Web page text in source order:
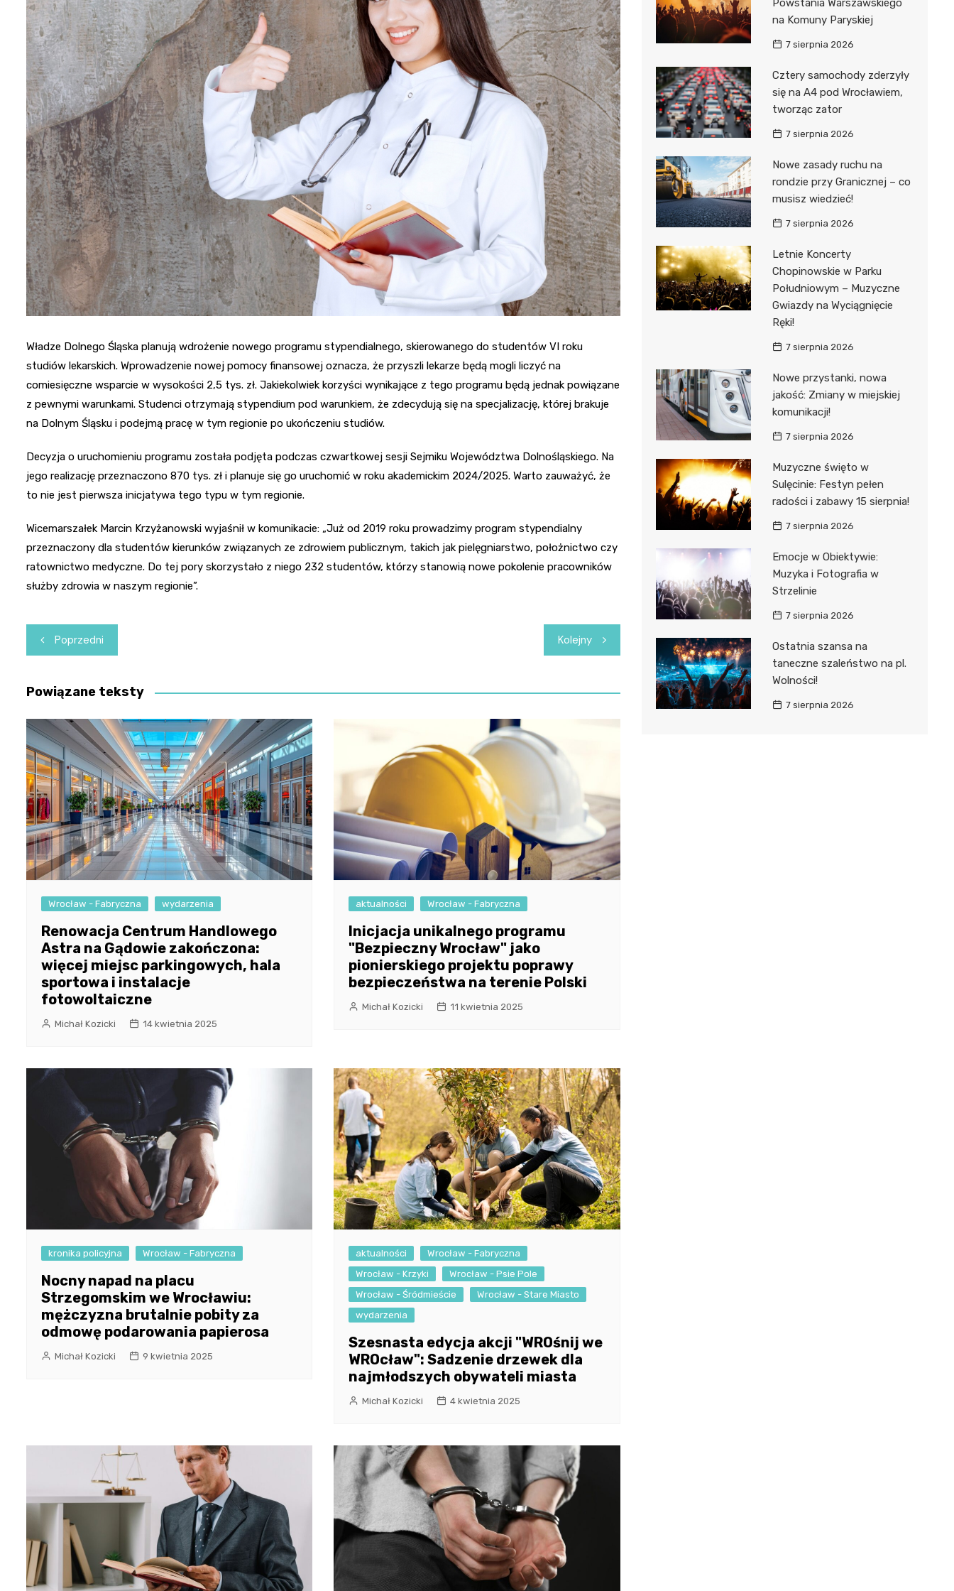
Fryzjer
Kino
Poczta
Władze Dolnego Śląska planują wdrożenie nowego programu stypendialnego, skierowanego do studentów VI roku
studiów lekarskich. Wprowadzenie nowej pomocy finansowej oznacza, że przyszli lekarze będą mogli liczyć na
comiesięczne wsparcie w wysokości 2,5 tys. zł. Jakiekolwiek korzyści wynikające z tego programu będą jednak powiązane
z pewnymi warunkami. Studenci otrzymają stypendium pod warunkiem, że zdecydują się na specjalizację, której brakuje
na Dolnym Śląsku i podejmą pracę w tym regionie po ukończeniu studiów.
Decyzja o uruchomieniu programu została podjęta podczas czwartkowej sesji Sejmiku Województwa Dolnośląskiego. Na
jego realizację przeznaczono 870 tys. zł i planuje się go uruchomić w roku akademickim 2024/2025. Warto zauważyć, że
to nie jest pierwsza inicjatywa tego typu w tym regionie.
Wicemarszałek Marcin Krzyżanowski wyjaśnił w komunikacie: „Już od 2019 roku prowadzimy program stypendialny
przeznaczony dla studentów kierunków związanych ze zdrowiem publicznym, takich jak pielęgniarstwo, położnictwo czy
ratownictwo medyczne. Do tej pory skorzystało z niego 232 studentów, którzy stanowią nowe pokolenie pracowników
służby zdrowia w naszym regionie”.
Nawigacja
wpisu
Poprzedni Kolejny
Powiązane teksty
Wrocław - Fabryczna wydarzenia
Renowacja Centrum Handlowego
Astra na Gądowie zakończona:
więcej miejsc parkingowych, hala
sportowa i instalacje
fotowoltaiczne
Michał Kozicki 14 kwietnia 2025
aktualności Wrocław - Fabryczna
Inicjacja unikalnego programu
"Bezpieczny Wrocław" jako
pionierskiego projektu poprawy
bezpieczeństwa na terenie Polski
Michał Kozicki 11 kwietnia 2025
kronika policyjna Wrocław - Fabryczna
Nocny napad na placu
Strzegomskim we Wrocławiu:
mężczyzna brutalnie pobity za
odmowę podarowania papierosa
Michał Kozicki 9 kwietnia 2025
aktualności
Wrocław - Fabryczna
Wrocław - Krzyki
Wrocław - Psie Pole
Wrocław - Śródmieście
Wrocław - Stare Miasto
wydarzenia
Szesnasta edycja akcji "WROśnij we
WROcław": Sadzenie drzewek dla
najmłodszych obywateli miasta
Michał Kozicki 4 kwietnia 2025
Powstania Warszawskiego
na Komuny Paryskiej
7 sierpnia 2026
Cztery samochody zderzyły
się na A4 pod Wrocławiem,
tworząc zator
7 sierpnia 2026
Nowe zasady ruchu na
rondzie przy Granicznej – co
musisz wiedzieć!
7 sierpnia 2026
Letnie Koncerty
Chopinowskie w Parku
Południowym – Muzyczne
Gwiazdy na Wyciągnięcie
Ręki!
7 sierpnia 2026
Nowe przystanki, nowa
jakość: Zmiany w miejskiej
komunikacji!
7 sierpnia 2026
Muzyczne święto w
Sulęcinie: Festyn pełen
radości i zabawy 15 sierpnia!
7 sierpnia 2026
Emocje w Obiektywie:
Muzyka i Fotografia w
Strzelinie
7 sierpnia 2026
Ostatnia szansa na
taneczne szaleństwo na pl.
Wolności!
7 sierpnia 2026